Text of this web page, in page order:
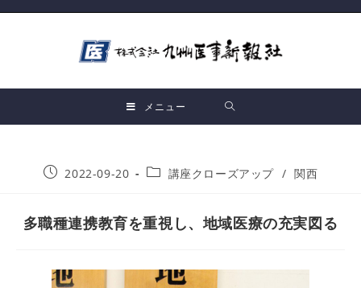
メニュー
2022-09-20 講座クローズアップ / 関西
多職種連携教育を重視し、地域医療の充実図る